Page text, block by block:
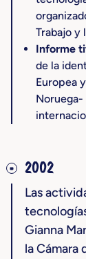
Trabajo y
Informe
de la
Europea
2002
Las
Gianna
la